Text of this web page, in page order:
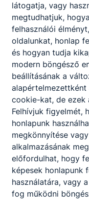
Diák futball
Diák futball
látogatja, vagy
megtudhatjuk,
felhasználói
oldalunkat, honlap
és hogyan tudja
modern böngésző
beállításának a
alapértelmezettként
cookie-kat, de ezek
Felhívjuk figyelmét,
honlapunk
megkönnyítése
alkalmazásának
előfordulhat, hogy
képesek honlapunk
használatára, vagy
fog működni